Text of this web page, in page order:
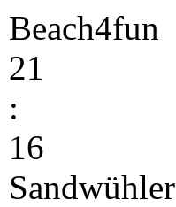
Beach4fun
21
:
16
Sandwühler